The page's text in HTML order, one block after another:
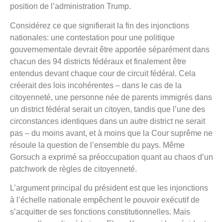
position de l’administration Trump.
Considérez ce que signifierait la fin des injonctions
nationales: une contestation pour une politique
gouvernementale devrait être apportée séparément dans
chacun des 94 districts fédéraux et finalement être
entendus devant chaque cour de circuit fédéral. Cela
créerait des lois incohérentes – dans le cas de la
citoyenneté, une personne née de parents immigrés dans
un district fédéral serait un citoyen, tandis que l’une des
circonstances identiques dans un autre district ne serait
pas – du moins avant, et à moins que la Cour suprême ne
résoule la question de l’ensemble du pays. Même
Gorsuch a exprimé sa préoccupation quant au chaos d’un
patchwork de règles de citoyenneté.
L’argument principal du président est que les injonctions
à l’échelle nationale empêchent le pouvoir exécutif de
s’acquitter de ses fonctions constitutionnelles. Mais